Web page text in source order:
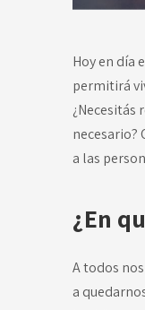
Hoy en día
permitirá
¿Necesitás
necesario?
a las
¿En
A todos
a